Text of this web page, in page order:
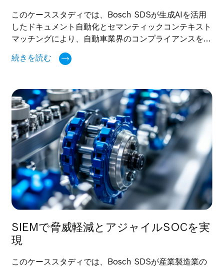
このケーススタディでは、Bosch SDSが生成AIを活用
したドキュメント自動化とセマンティックコンテキスト
マッチングにより、自動車業界のコンプライアンスを再
定義し、市場投入のスピードと安全性の精度を大幅に向
上させた事例をご紹介します。
続きを読む
SIEMで脅威軽減とアジャイルSOCを実
現
このケーススタディでは、Bosch SDSが産業製造業の